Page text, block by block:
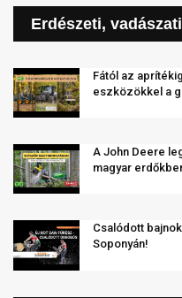
Erdészeti,
Fától az
eszközökkel a
A John Deere
magyar
Csalódott
Soponyán!